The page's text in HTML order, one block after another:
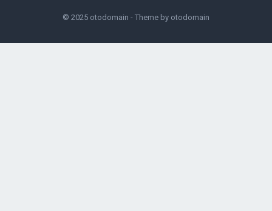
© 2025 otodomain - Theme by otodomain